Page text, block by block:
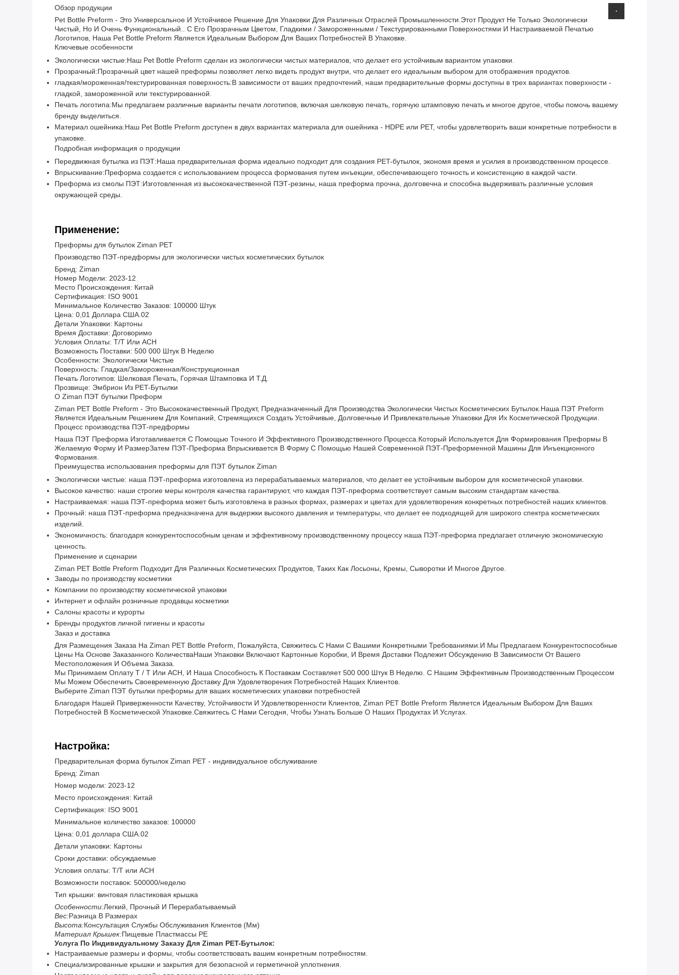
Обзор продукции
Pet Bottle Preform - Это Универсальное И Устойчивое Решение Для Упаковки Для Различных Отраслей Промышленности.Этот Продукт Не Только Экологически
Чистый, Но И Очень Функциональный.. С Его Прозрачным Цветом, Гладкими / Замороженными / Текстурированными Поверхностями И Настраиваемой Печатью
Логотипов, Наша Pet Bottle Preform Является Идеальным Выбором Для Ваших Потребностей В Упаковке.
Ключевые особенности
Экологически чистые:Наш Pet Bottle Preform сделан из экологически чистых материалов, что делает его устойчивым вариантом упаковки.
Прозрачный:Прозрачный цвет нашей преформы позволяет легко видеть продукт внутри, что делает его идеальным выбором для отображения продуктов.
гладкая/мороженная/текстурированная поверхность:В зависимости от ваших предпочтений, наши предварительные формы доступны в трех вариантах поверхности -
гладкой, замороженной или текстурированной.
Печать логотипа:Мы предлагаем различные варианты печати логотипов, включая шелковую печать, горячую штамповую печать и многое другое, чтобы помочь вашему
бренду выделиться.
Материал ошейника:Наш Pet Bottle Preform доступен в двух вариантах материала для ошейника - HDPE или PET, чтобы удовлетворить ваши конкретные потребности в
упаковке.
Подробная информация о продукции
Передвижная бутылка из ПЭТ:Наша предварительная форма идеально подходит для создания PET-бутылок, экономя время и усилия в производственном процессе.
Впрыскивание:Преформа создается с использованием процесса формования путем инъекции, обеспечивающего точность и консистенцию в каждой части.
Преформа из смолы ПЭТ:Изготовленная из высококачественной ПЭТ-резины, наша преформа прочна, долговечна и способна выдерживать различные условия
окружающей среды.
Применение:
Преформы для бутылок Ziman PET
Производство ПЭТ-предформы для экологически чистых косметических бутылок
Бренд: Ziman
Номер Модели: 2023-12
Место Происхождения: Китай
Сертификация: ISO 9001
Минимальное Количество Заказов: 100000 Штук
Цена: 0,01 Доллара США.02
Детали Упаковки: Картоны
Время Доставки: Договоримо
Условия Оплаты: T/T Или ACH
Возможность Поставки: 500 000 Штук В Неделю
Особенности: Экологически Чистые
Поверхность: Гладкая/замороженная/конструкционная
Печать Логотипов: Шелковая Печать, Горячая Штамповка И Т.д.
Прозвище: Эмбрион Из PET-Бутылки
О Ziman ПЭТ бутылки Преформ
Ziman PET Bottle Preform - Это Высококачественный Продукт, Предназначенный Для Производства Экологически Чистых Косметических Бутылок.наша ПЭТ Preform
Является Идеальным Решением Для Компаний, Стремящихся Создать Устойчивые, Долговечные И Привлекательные Упаковки Для Их Косметической Продукции.
Процесс производства ПЭТ-предформы
Наша ПЭТ Преформа Изготавливается С Помощью Точного И Эффективного Производственного Процесса.который Используется Для Формирования Преформы В
Желаемую Форму И РазмерЗатем ПЭТ-Преформа Впрыскивается В Форму С Помощью Нашей Современной ПЭТ-Преформенной Машины Для Инъекционного
Формования.
Преимущества использования преформы для ПЭТ бутылок Ziman
Экологически чистые: наша ПЭТ-преформа изготовлена из перерабатываемых материалов, что делает ее устойчивым выбором для косметической упаковки.
Высокое качество: наши строгие меры контроля качества гарантируют, что каждая ПЭТ-преформа соответствует самым высоким стандартам качества.
Настраиваемая: наша ПЭТ-преформа может быть изготовлена в разных формах, размерах и цветах для удовлетворения конкретных потребностей наших клиентов.
Прочный: наша ПЭТ-преформа предназначена для выдержки высокого давления и температуры, что делает ее подходящей для широкого спектра косметических
изделий.
Экономичность: благодаря конкурентоспособным ценам и эффективному производственному процессу наша ПЭТ-преформа предлагает отличную экономическую
ценность.
Применение и сценарии
Ziman PET Bottle Preform Подходит Для Различных Косметических Продуктов, Таких Как Лосьоны, Кремы, Сыворотки И Многое Другое.
Заводы по производству косметики
Компании по производству косметической упаковки
Интернет и офлайн розничные продавцы косметики
Салоны красоты и курорты
Бренды продуктов личной гигиены и красоты
Заказ и доставка
Для Размещения Заказа На Ziman PET Bottle Preform, Пожалуйста, Свяжитесь С Нами С Вашими Конкретными Требованиями.и Мы Предлагаем Конкурентоспособные
Цены На Основе Заказанного КоличестваНаши Упаковки Включают Картонные Коробки, И Время Доставки Подлежит Обсуждению В Зависимости От Вашего
Местоположения И Объема Заказа.
Мы Принимаем Оплату T / T Или ACH, И Наша Способность К Поставкам Составляет 500 000 Штук В Неделю. С Нашим Эффективным Производственным Процессом
Мы Можем Обеспечить Своевременную Доставку Для Удовлетворения Потребностей Наших Клиентов.
Выберите Ziman ПЭТ бутылки преформы для ваших косметических упаковки потребностей
Благодаря Нашей Приверженности Качеству, Устойчивости И Удовлетворенности Клиентов, Ziman PET Bottle Preform Является Идеальным Выбором Для Ваших
Потребностей В Косметической Упаковке.Свяжитесь С Нами Сегодня, Чтобы Узнать Больше О Наших Продуктах И Услугах.
Настройка:
Предварительная форма бутылок Ziman PET - индивидуальное обслуживание
Бренд: Ziman
Номер модели: 2023-12
Место происхождения: Китай
Сертификация: ISO 9001
Минимальное количество заказов: 100000
Цена: 0,01 доллара США.02
Детали упаковки: Картоны
Сроки доставки: обсуждаемые
Условия оплаты: T/T или ACH
Возможности поставок: 500000/неделю
Тип крышки: винтовая пластиковая крышка
Особенности:Легкий, Прочный И Перерабатываемый
Вес:Разница В Размерах
Высота:Консультация Службы Обслуживания Клиентов (мм)
Материал Крышек:Пищевые Пластмассы PE
Услуга По Индивидуальному Заказу Для Ziman PET-Бутылок:
Настраиваемые размеры и формы, чтобы соответствовать вашим конкретным потребностям.
Специализированные крышки и закрытия для безопасной и герметичной уплотнения.